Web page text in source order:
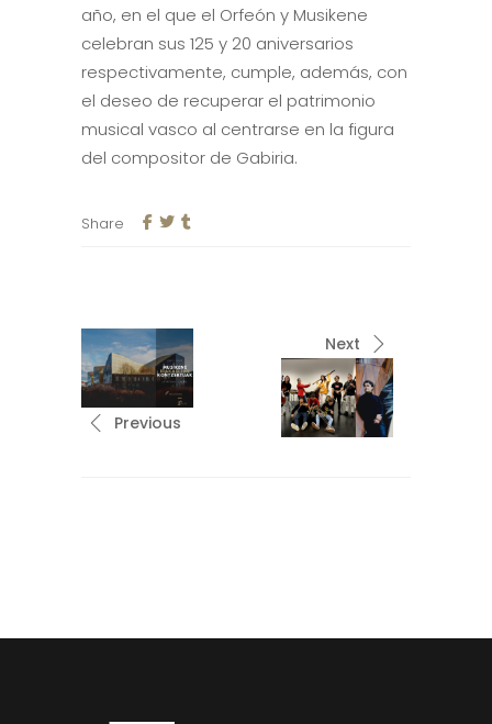
año, en el que el Orfeón y Musikene
celebran sus 125 y 20 aniversarios
respectivamente, cumple, además, con
el deseo de recuperar el patrimonio
musical vasco al centrarse en la figura
del compositor de Gabiria.
Share
Previous
Next